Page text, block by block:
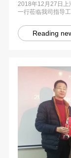
2018年12月27日上
一行莅临我司指导工
Reading